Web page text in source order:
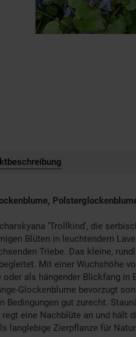
‘Trollkind’, die
Blüten in leuchtendem
Triebe. Das kleine,
Mit einer Wuchshöhe
oder als hängender Blickfang
Glockenblume bevorzugt
Bedingungen gut zurecht.
eine Nachblüte an und hält
langlebige Zierpflanze für